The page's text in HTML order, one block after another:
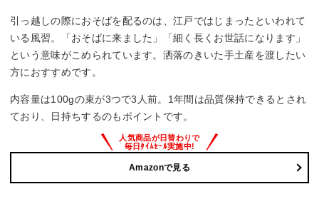
引っ越しの際におそばを配るのは、江戸ではじまったといわれて
いる風習。「おそばに来ました」「細く長くお世話になります」
という意味がこめられています。洒落のきいた手土産を渡したい
方におすすめです。
内容量は100gの束が3つで3人前。1年間は品質保持できるとされ
ており、日持ちするのもポイントです。
Amazonで見る